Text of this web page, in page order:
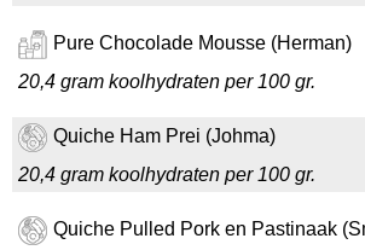
Pure Chocolade Mousse (Herman)
20,4 gram koolhydraten per 100 gr.
Quiche Ham Prei (Johma)
20,4 gram koolhydraten per 100 gr.
Quiche Pulled Pork en Pastinaak